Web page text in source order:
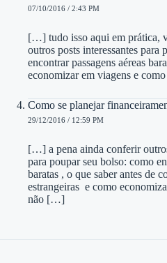
07/10/2016 / 2:43 PM
[…] tudo isso aqui em prática,
outros posts interessantes para
encontrar passagens aéreas
economizar em viagens e
Como se planejar
29/12/2016 / 12:59 PM
[…] a pena ainda conferir
para poupar seu bolso: como
baratas , o que saber antes de
estrangeiras e como
não […]